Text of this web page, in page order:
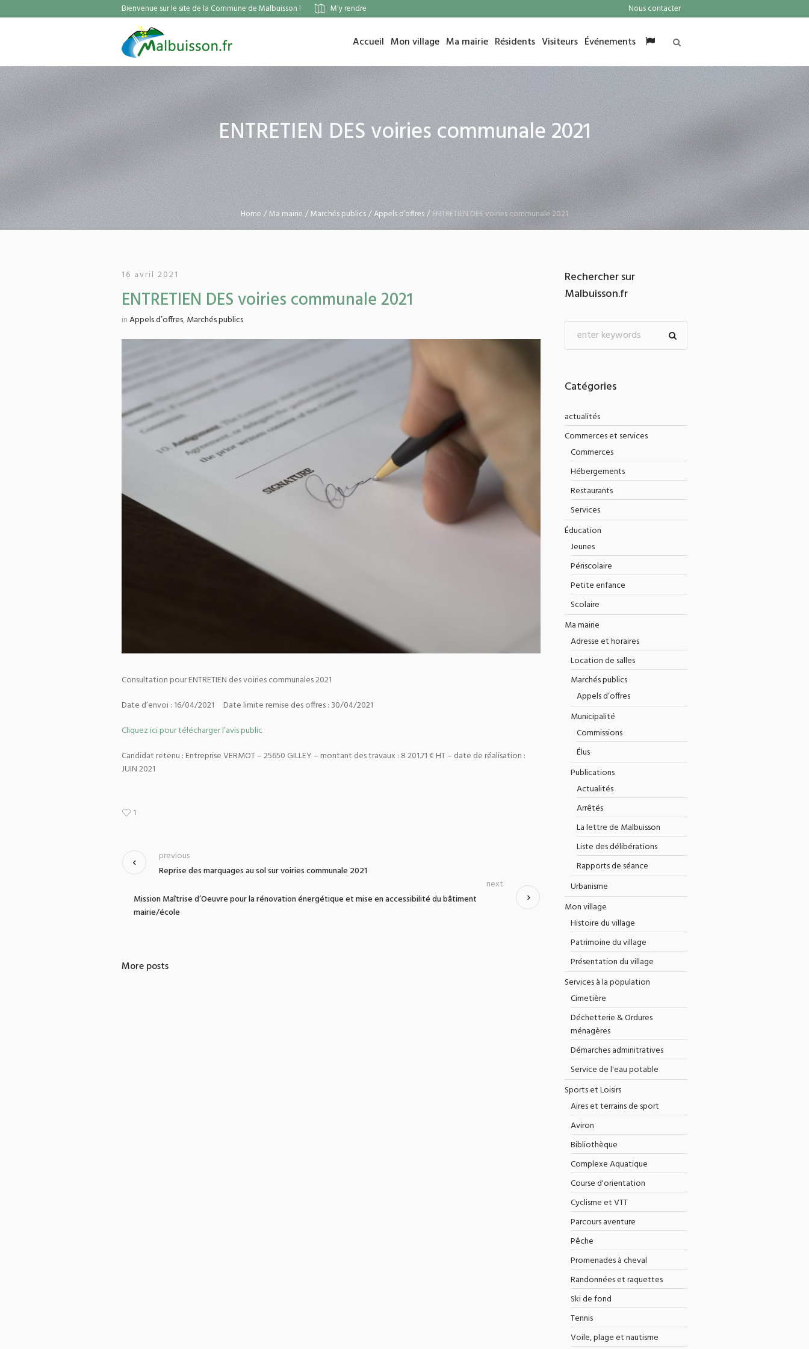
Nous contacter
Bienvenue sur le site de la Commune de Malbuisson ! M'y rendre
Accueil Mon village Ma mairie Résidents Visiteurs Événements
ENTRETIEN DES voiries communale 2021
Home /Ma mairie /Marchés publics/Appels d’offres/ENTRETIEN DES voiries communale 2021
16 avril 2021
ENTRETIEN DES voiries communale 2021
inAppels d’offres,Marchés publics
Consultation pour ENTRETIEN des voiries communales 2021
Date d’envoi : 16/04/2021 Date limite remise des offres : 30/04/2021
Cliquez ici pour télécharger l’avis public
Candidat retenu : Entreprise VERMOT – 25650 GILLEY – montant des travaux : 8 201.71 € HT – date de réalisation :
JUIN 2021
1
Reprise des marquages au sol sur voiries communale 2021
previous
Mission Maîtrise d’Oeuvre pour la rénovation énergétique et mise en accessibilité du bâtiment
mairie/école
next
More posts
Rechercher sur
Malbuisson.fr
Catégories
actualités
Commerces et services
Commerces
Hébergements
Restaurants
Services
Éducation
Jeunes
Périscolaire
Petite enfance
Scolaire
Ma mairie
Adresse et horaires
Location de salles
Marchés publics
Appels d’offres
Municipalité
Commissions
Élus
Publications
Actualités
Arrêtés
La lettre de Malbuisson
Liste des délibérations
Rapports de séance
Urbanisme
Mon village
Histoire du village
Patrimoine du village
Présentation du village
Services à la population
Cimetière
Déchetterie & Ordures
ménagères
Démarches adminitratives
Service de l'eau potable
Sports et Loisirs
Aires et terrains de sport
Aviron
Bibliothèque
Complexe Aquatique
Course d'orientation
Cyclisme et VTT
Parcours aventure
Pêche
Promenades à cheval
Randonnées et raquettes
Ski de fond
Tennis
Voile, plage et nautisme